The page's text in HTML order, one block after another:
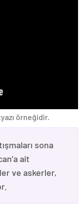
örneğidir.
sona
ait
ve askerler,